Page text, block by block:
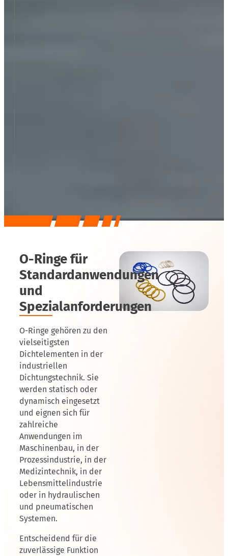
O-Ringe für
Standardanwendungen
und
Spezialanforderungen
O-Ringe gehören zu den
vielseitigsten
Dichtelementen in der
industriellen
Dichtungstechnik. Sie
werden statisch oder
dynamisch eingesetzt
und eignen sich für
zahlreiche
Anwendungen im
Maschinenbau, in der
Prozessindustrie, in der
Medizintechnik, in der
Lebensmittelindustrie
oder in hydraulischen
und pneumatischen
Systemen.
Entscheidend für die
zuverlässige Funktion